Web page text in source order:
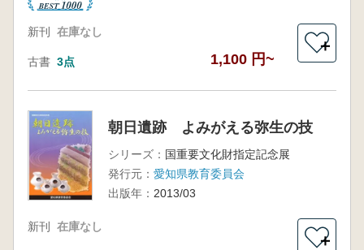
新刊 在庫なし
古書 3点 1,100 円~
＋
朝日遺跡 よみがえる弥生の技
シリーズ： 国重要文化財指定記念展
発行元： 愛知県教育委員会
出版年： 2013/03
新刊 在庫なし
＋